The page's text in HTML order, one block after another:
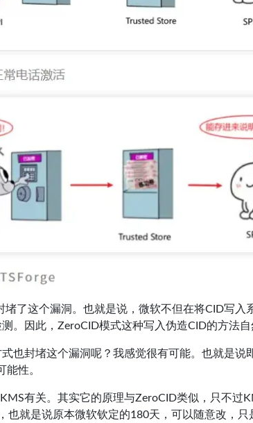
了这个漏洞。也就是说，微软不但在将CID写入
。因此，ZeroCID模式这种写入伪造CID的方法自
也封堵这个漏洞呢？我感觉很有可能。也就是说
性。
有关。其实它的原理与ZeroCID类似，只不过
也就是说原本微软钦定的180天，可以随意改，只